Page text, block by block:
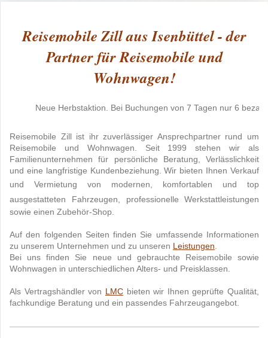
Reisemobile Zill aus Isenbüttel - der
Partner für Reisemobile und
Wohnwagen!
Neue Herbstaktion. Bei Buchungen von 7 Tagen nur 6 bezahlen!
Reisemobile Zill ist ihr zuverlässiger Ansprechpartner rund um
Reisemobile und Wohnwagen. Seit 1999 stehen wir als
Familienunternehmen für persönliche Beratung, Verlässlichkeit
und eine langfristige Kundenbeziehung. Wir bieten Ihnen Verkauf
und Vermietung von modernen, komfortablen und top
ausgestatteten
Fahrzeugen, professionelle Werkstattleistungen
sowie einen Zubehör-Shop.
Auf den folgenden Seiten finden Sie umfassende Informationen
zu unserem Unternehmen und zu unseren Leistungen
Bei uns finden Sie neue und gebrauchte Reisemobile sowie
Wohnwagen in unterschiedlichen Alters- und Preisklassen.
Als Vertragshändler von LMCbieten wir Ihnen geprüfte Qualität,
fachkundige Beratung und ein passendes Fahrzeugangebot.